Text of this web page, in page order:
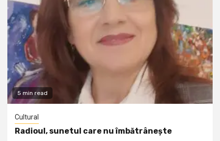
5 min read
Cultural
Radioul, sunetul care nu îmbătrânește